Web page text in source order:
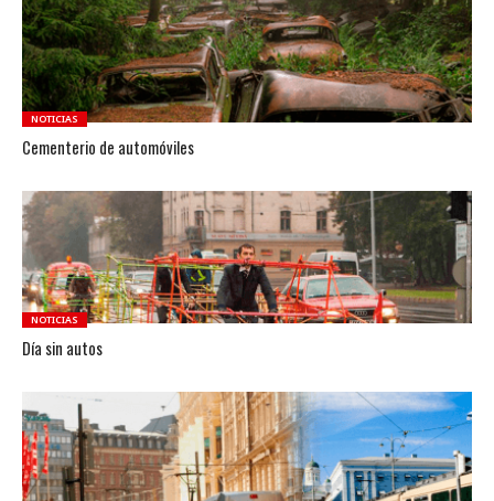
NOTICIAS
Cementerio de automóviles
NOTICIAS
Día sin autos